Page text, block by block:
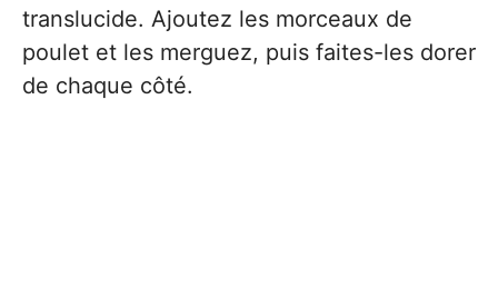
translucide. Ajoutez les morceaux de
poulet et les merguez, puis faites-les dorer
de chaque côté.